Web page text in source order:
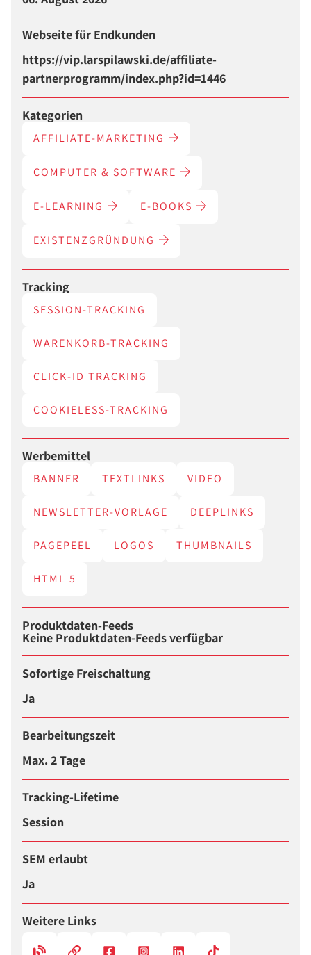
Webseite für Endkunden
https://vip.larspilawski.de/affiliate-
partnerprogramm/index.php?id=1446
Kategorien
AFFILIATE-MARKETING
COMPUTER & SOFTWARE
E-LEARNING E-BOOKS
EXISTENZGRÜNDUNG
Tracking
SESSION-TRACKING
WARENKORB-TRACKING
CLICK-ID TRACKING
COOKIELESS-TRACKING
Werbemittel
BANNER TEXTLINKS VIDEO
NEWSLETTER-VORLAGE DEEPLINKS
PAGEPEEL LOGOS THUMBNAILS
HTML 5
Produktdaten-Feeds
Keine Produktdaten-Feeds verfügbar
Sofortige Freischaltung
Ja
Bearbeitungszeit
Max. 2 Tage
Tracking-Lifetime
Session
SEM erlaubt
Ja
Weitere Links